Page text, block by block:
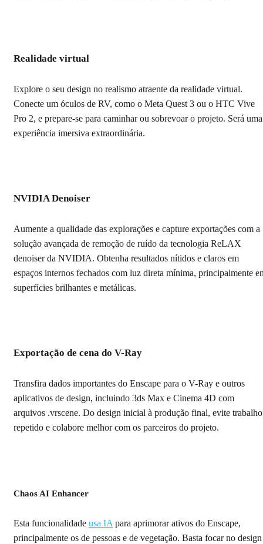
Realidade virtual
Explore o seu design no realismo atraente da realidade virtual.
Conecte um óculos de RV, como o Meta Quest 3 ou o HTC Vive
Pro 2, e prepare-se para caminhar ou sobrevoar o projeto. Será uma
experiência imersiva extraordinária.
NVIDIA Denoiser
Aumente a qualidade das explorações e capture exportações com a
solução avançada de remoção de ruído da tecnologia ReLAX
denoiser da NVIDIA. Obtenha resultados nítidos e claros em
espaços internos fechados com luz direta mínima, principalmente
superfícies brilhantes e metálicas.
Exportação de cena do V-Ray
Transfira dados importantes do Enscape para o V-Ray e outros
aplicativos de design, incluindo 3ds Max e Cinema 4D com
arquivos .vrscene. Do design inicial à produção final, evite trabalho
repetido e colabore melhor com os parceiros do projeto.
Chaos AI Enhancer
Esta funcionalidade usa IA para aprimorar ativos do Enscape,
principalmente os de pessoas e de vegetação. Basta focar no design